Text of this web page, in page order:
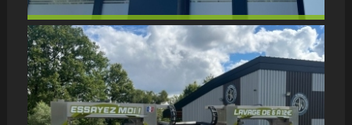
ENSEIGNES